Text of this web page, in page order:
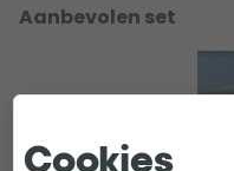
Er zijn veel verschillende
gardipool zwembaden.
Aanbevolen set
Cookies